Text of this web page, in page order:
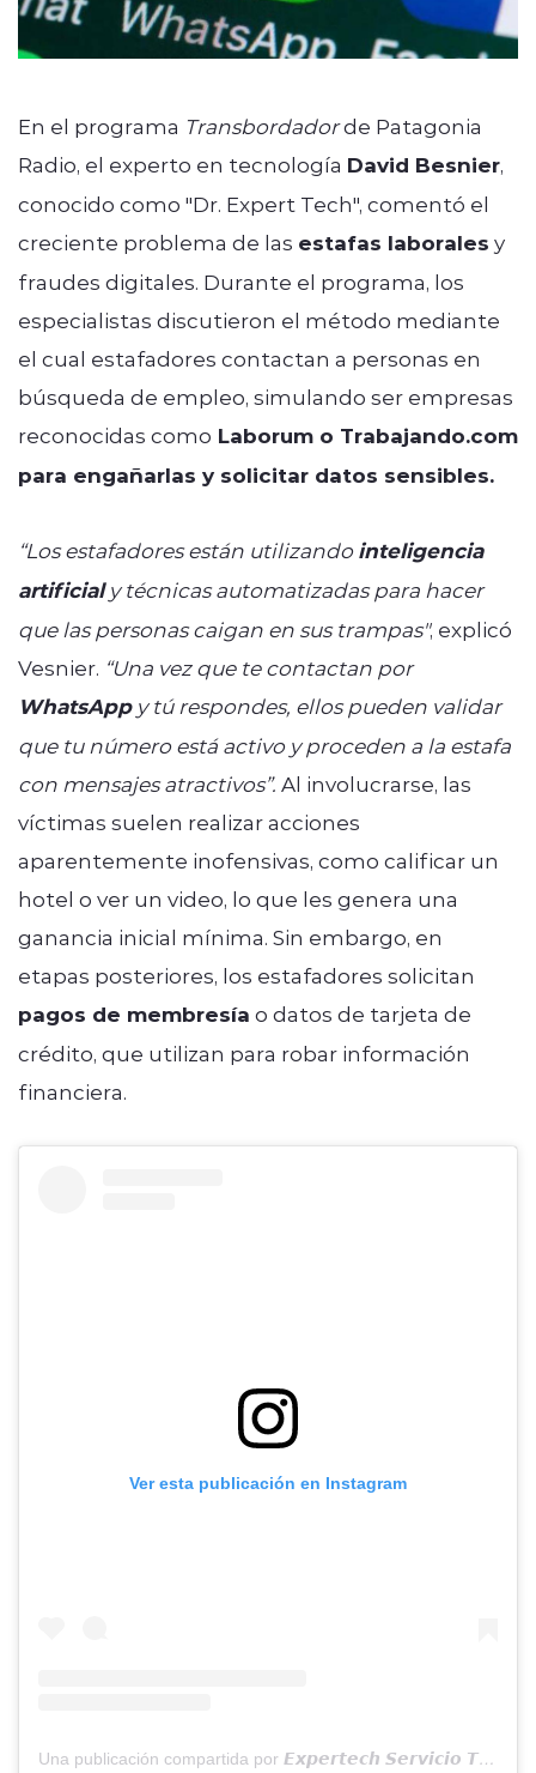
En el programa Transbordadorde Patagonia
Radio, el experto en tecnología David Besnier,
conocido como "Dr. Expert Tech", comentó el
creciente problema de las estafas laborales y
fraudes digitales. Durante el programa, los
especialistas discutieron el método mediante
el cual estafadores contactan a personas en
búsqueda de empleo, simulando ser empresas
reconocidas como Laborum o Trabajando.com
para engañarlas y solicitar datos sensibles.
“Los estafadores están utilizandointeligencia
artificialy técnicas automatizadas para hacer
que las personas caigan en sus trampas", explicó
Vesnier. “Una vez que te contactan por
WhatsAppy tú respondes, ellos pueden validar
que tu número está activo y proceden a la estafa
con mensajes atractivos”. Al involucrarse, las
víctimas suelen realizar acciones
aparentemente inofensivas, como calificar un
hotel o ver un video, lo que les genera una
ganancia inicial mínima. Sin embargo, en
etapas posteriores, los estafadores solicitan
pagos de membresía o datos de tarjeta de
crédito, que utilizan para robar información
financiera.
Ver esta publicación en Instagram
Una publicación compartida por 𝙀𝙭𝙥𝙚𝙧𝙩𝙚𝙘𝙝 𝙎𝙚𝙧𝙫𝙞𝙘𝙞𝙤 𝙏𝙚́𝙘𝙣𝙞𝙘𝙤®️🇨🇱 (@expertech.cl)